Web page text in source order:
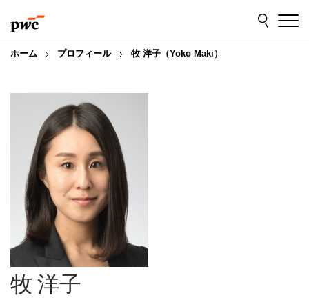
to
content
to
footer
ホーム プロフィール 牧 洋子（Yoko Maki）
牧 洋子